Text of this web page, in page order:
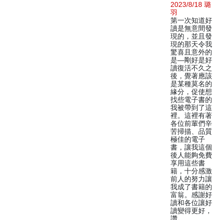
2023/8/18 璐
羽
第一次知道好
讀是無意間發
現的，並且發
現的那天令我
驚喜且意外的
是—剛好是好
讀復活不久之
後，覺著應該
是某種莫名的
緣分，促使想
找些電子書的
我被帶到了這
裡。這裡有著
各位前輩們辛
苦掃描、品質
極佳的電子
書，讓我這個
後人能夠免費
享用這些書
籍，十分感激
前人的努力讓
我成了書籍的
富翁。感謝好
讀和各位讓好
讀變得更好，